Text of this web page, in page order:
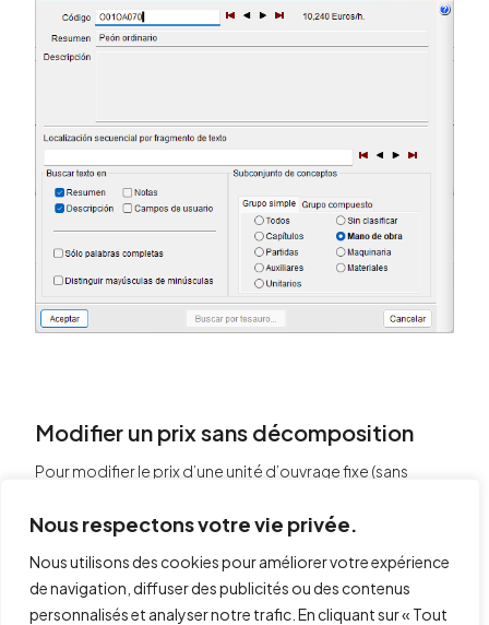
Nous respectons votre vie privée.
Nous utilisons des cookies pour améliorer votre expérience
de navigation, diffuser des publicités ou des contenus
personnalisés et analyser notre trafic. En cliquant sur « Tout
Modifier un prix sans décomposition
Pour modifier le prix d’une unité d’ouvrage fixe (sans
saisissez le nouveau montant.
logiciel déduit automatiquement le pourcentage
correspondant aux frais de chantier imputables à
l’ensemble de l’ouvrage.